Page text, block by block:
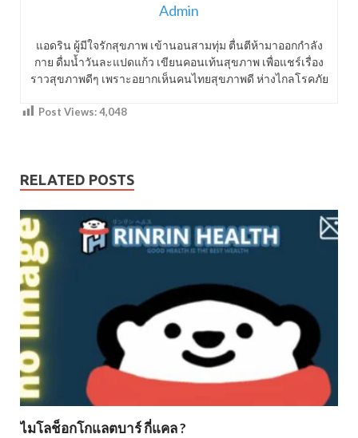
Admin
แอดริน ผู้มีใจรักสุขภาพ เข้านอนสามทุ่ม ตื่นตีห้ามาออกกำลัง
กาย ดื่มน้ำวันละแปดแก้ว เขียนคอนเท้นสุขภาพ เพื่อแชร์เรื่อง
ราวสุขภาพดีๆ เพราะอยากเห็นคนไทยสุขภาพดี ห่างไกลโรคภัย
Post Views:4,048
RELATED POSTS
ไมโลช็อกโกแลตบาร์ กี่แคล ?